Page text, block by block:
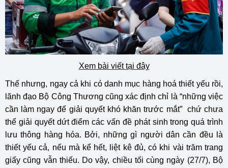
Xem bài viết tại đây
Thế nhưng, ngay cả khi có danh mục hàng hoá thiết yếu rồi,
lãnh đạo Bộ Công Thương cũng xác định chỉ là “những việc
cần làm ngay để giải quyết khó khăn trước mắt” chứ chưa
thể giải quyết dứt điểm các vấn đề phát sinh trong quá trình
lưu thông hàng hóa. Bởi, những gì người dân cần đều là
thiết yếu cả, nếu mà kể hết, liệt kê đủ, có khi vài trăm trang
giấy cũng vẫn thiếu. Do vậy, chiều tối cùng ngày (27/7), Bộ